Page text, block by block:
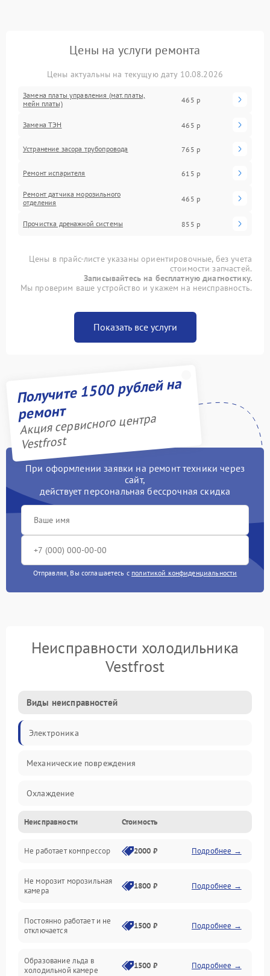
Цены на услуги ремонта
Цены актуальны на текущую дату 10.08.2026
Замена платы управления (мат.платы,
мейн платы)
465 р
Замена ТЭН 465 р
Устранение засора трубопровода 765 р
Ремонт испарителя 615 р
Ремонт датчика морозильного
отделения
465 р
Прочистка дренажной системы 855 р
Цены в прайс-листе указаны ориентировочные, без учета
стоимости запчастей.
Записывайтесь на бесплатную диагностику.
Мы проверим ваше устройство и укажем на неисправность.
Показать все услуги
Получите 1500 рублей на
ремонт
Акция сервисного центра
Vestfrost
При оформлении заявки на ремонт техники через
сайт,
действует персональная бессрочная скидка
Отправляя, Вы соглашаетесь с политикой конфиденциальности
Неисправности холодильника
Vestfrost
Виды неисправностей
Электроника
Механические повреждения
Охлаждение
Механика
Электропитание
Дренаж
Неисправности Стоимость
Не работает компрессор 2000 ₽ Подробнее →
Не морозит морозильная
камера
1800 ₽ Подробнее →
Постоянно работает и не
отключается
1500 ₽ Подробнее →
Образование льда в
холодильной камере
1500 ₽ Подробнее →